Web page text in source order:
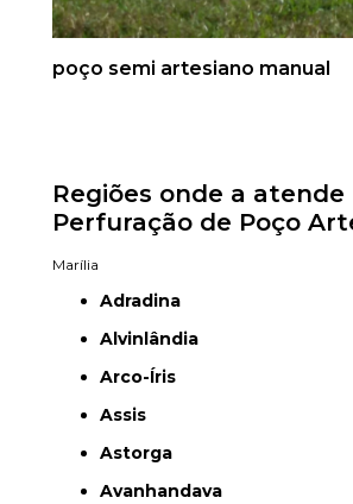
poço semi artesiano manual
Regiões onde a atende
Perfuração de Poço
Marília
Adradina
Alvinlândia
Arco-Íris
Assis
Astorga
Avanhandava